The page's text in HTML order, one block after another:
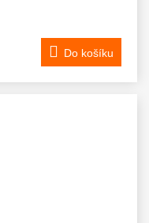
Do košíku